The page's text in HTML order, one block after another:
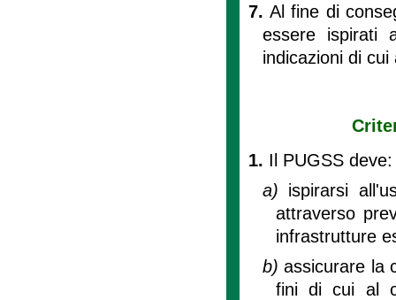
7.Al fine di
essere ispirati
indicazioni di
1. Il PUGSS deve:
a) ispirarsi
attraverso
infrastrutture
b)assicurare la
fini di cui al